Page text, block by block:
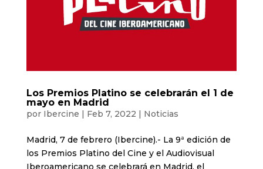
Los Premios Platino se celebrarán el 1 de
mayo en Madrid
por Ibercine | Feb 7, 2022 | Noticias
Madrid, 7 de febrero (Ibercine).- La 9ª edición de
los Premios Platino del Cine y el Audiovisual
Iberoamericano se celebrará en Madrid, el